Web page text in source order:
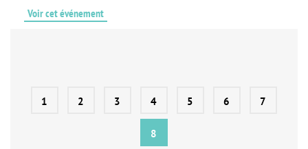
Voir cet événement
1 2 3 4 5 6 7
8